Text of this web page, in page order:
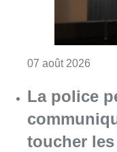
07 août 2026
La police
toucher